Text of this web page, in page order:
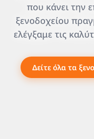
που κάνει την
ξενοδοχείου
ελέγξαμε τις
Δείτε όλα τα